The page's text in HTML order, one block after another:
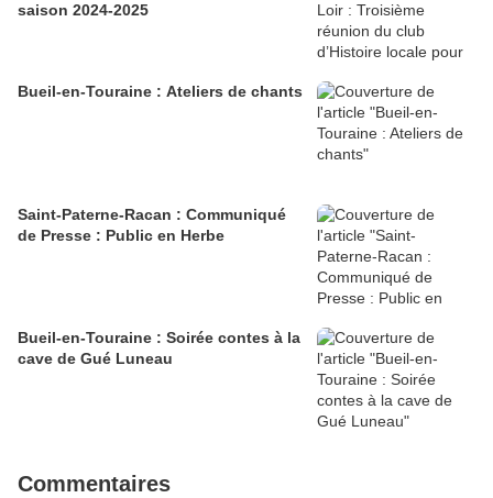
saison 2024-2025
Bueil-en-Touraine : Ateliers de chants
Saint-Paterne-Racan : Communiqué
de Presse : Public en Herbe
Bueil-en-Touraine : Soirée contes à la
cave de Gué Luneau
Commentaires